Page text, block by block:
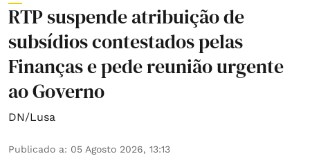
RTP suspende atribuição de
subsídios contestados pelas
Finanças e pede reunião urgente
ao Governo
DN/Lusa
Publicado a: 05 Agosto 2026, 13:13